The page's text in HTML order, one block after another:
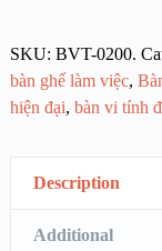
SKU: BVT-0200.
bàn ghế làm việc,
hiện đại, bàn vi tính
Description
Additional